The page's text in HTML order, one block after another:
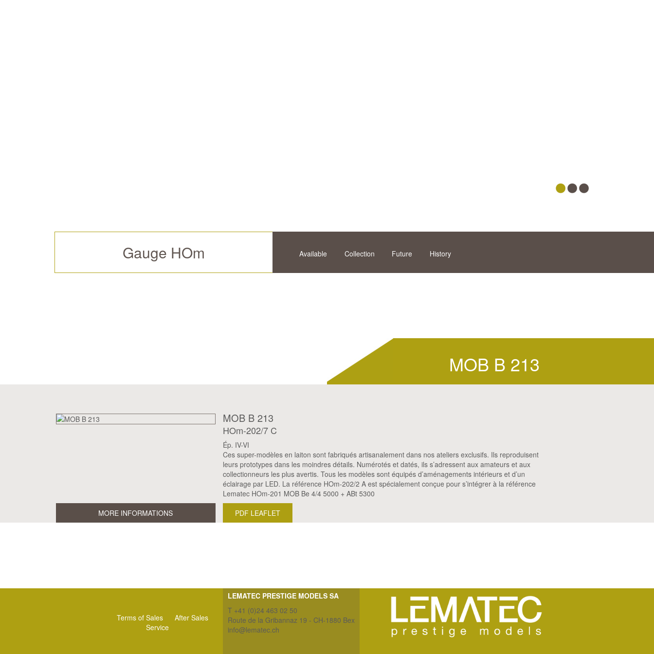
Gauge HOm Available Collection Future History
MOB B 213
MOB B 213
HOm-202/7 C
Ép. IV-VI
Ces super-modèles en laiton sont fabriqués artisanalement dans nos ateliers exclusifs. Ils reproduisent
leurs prototypes dans les moindres détails. Numérotés et datés, ils s’adressent aux amateurs et aux
collectionneurs les plus avertis. Tous les modèles sont équipés d’aménagements intérieurs et d’un
éclairage par LED. La référence HOm-202/2 A est spécialement conçue pour s’intégrer à la référence
Lematec HOm-201 MOB Be 4/4 5000 + ABt 5300
MORE INFORMATIONS
PDF LEAFLET
Terms of Sales
After Sales
Service
LEMATEC PRESTIGE MODELS SA
T +41 (0)24 463 02 50
Route de la Gribannaz 19 - CH-1880 Bex
info@lematec.ch